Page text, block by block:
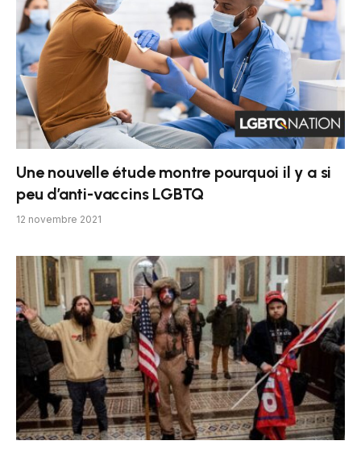
Une nouvelle étude montre pourquoi il y a si
peu d’anti-vaccins LGBTQ
12 novembre 2021